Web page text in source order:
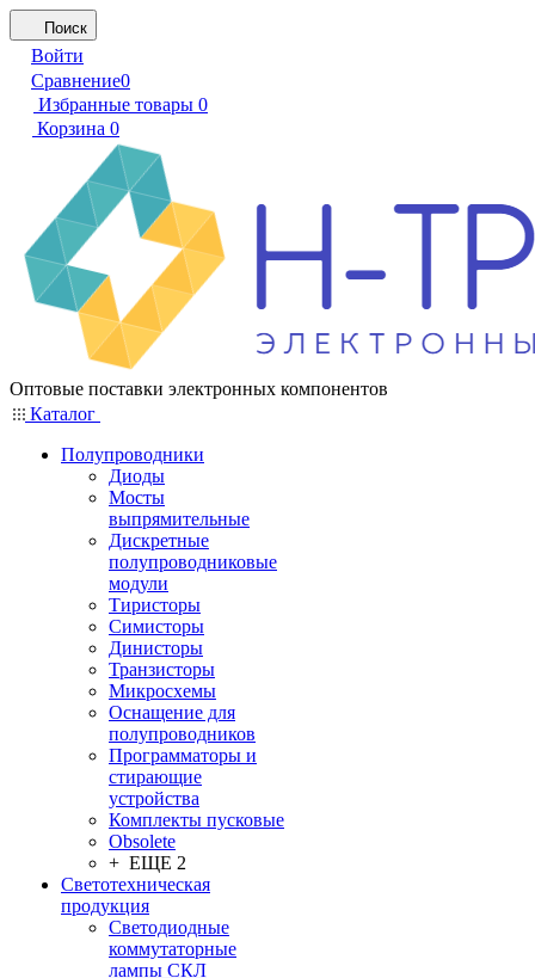
Поиск
Войти
Сравнение0
Избранные товары 0
Корзина 0
Оптовые поставки электронных компонентов
Каталог
Полупроводники
Диоды
Мосты
выпрямительные
Дискретные
полупроводниковые
модули
Тиристоры
Симисторы
Динисторы
Транзисторы
Микросхемы
Оснащение для
полупроводников
Программаторы и
стирающие
устройства
Комплекты пусковые
Obsolete
+ ЕЩЕ 2
Светотехническая
продукция
Светодиодные
коммутаторные
лампы СКЛ